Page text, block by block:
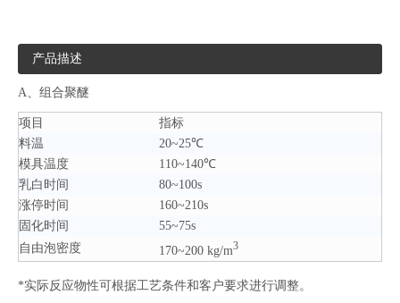
产品描述
A、组合聚醚
项目
指标
料温
20~25℃
模具温度
110~140℃
乳白时间
80~100s
涨停时间
160~210s
固化时间
55~75s
自由泡密度
170~200 kg/m3
*实际反应物性可根据工艺条件和客户要求进行调整。